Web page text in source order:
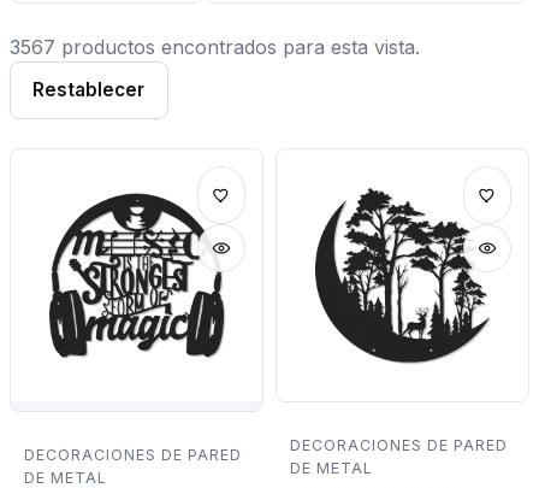
3567 productos encontrados para esta vista.
Restablecer
DECORACIONES DE PARED
DE METAL
DECORACIONES DE PARED
DE METAL